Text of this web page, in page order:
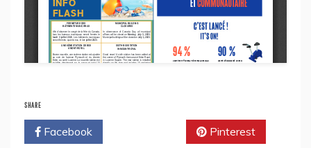
SHARE
Facebook Pinterest